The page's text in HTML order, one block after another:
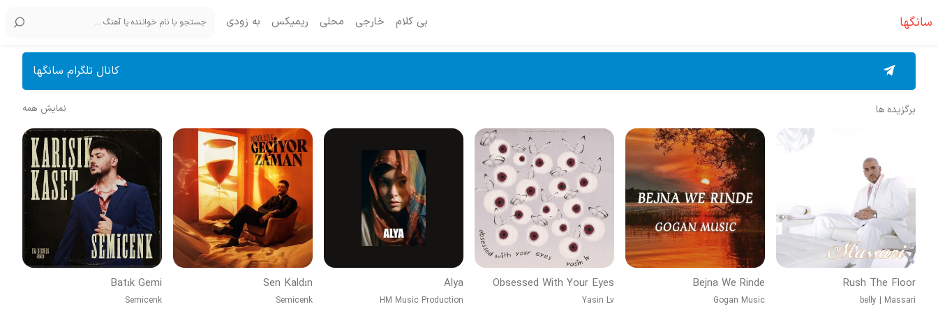
سانگها بی کلام خارجی محلی ریمیکس به زودی
کانال تلگرام سانگها
برگزیده ها نمایش همه
Rush The Floor
belly | Massari
Bejna We Rinde
Gogan Music
Obsessed With Your Eyes
Yasin Lv
Alya
HM Music Production
Sen Kaldın
Semicenk
Batık Gemi
Semicenk